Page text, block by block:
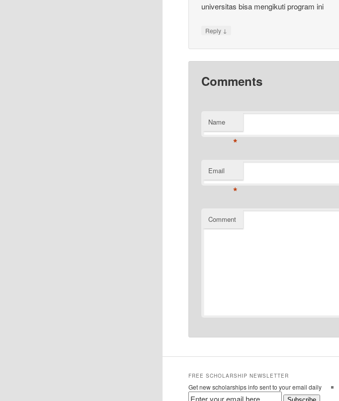
universitas bisa mengikuti program ini
Reply ↓
Comments
Name
*
Email
*
Comment
FREE SCHOLARSHIP NEWSLETTER
Get new scholarships info sent to your email daily